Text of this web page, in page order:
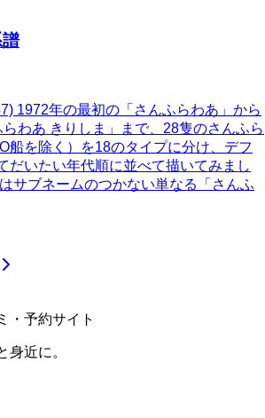
1972年の最初の「さんふらわあ」から
わあ きりしま」まで、28隻のさんふら
船を除く）を18のタイプに分け、デフ
だいたい年代順に並べて描いてみまし
サブネームのつかない単なる「さんふ
・予約サイト
身近に。